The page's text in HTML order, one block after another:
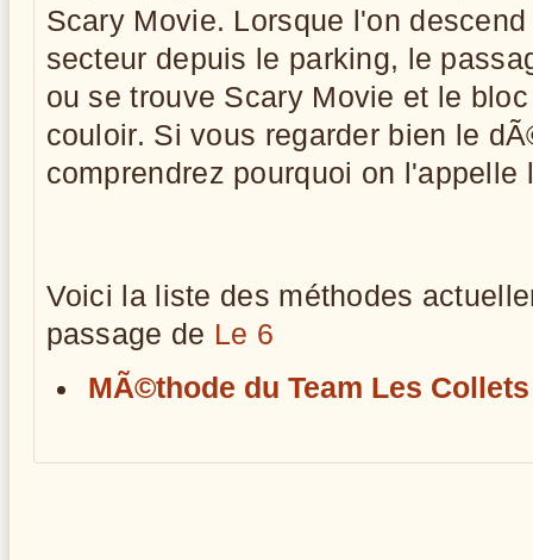
Scary Movie. Lorsque l'on
secteur depuis le parking, le
ou se trouve Scary Movie et le
couloir. Si vous regarder bien le
comprendrez pourquoi on l'appelle
Voici la liste des méthodes
passage de Le 6
MÃ©thode du Team Les Collets